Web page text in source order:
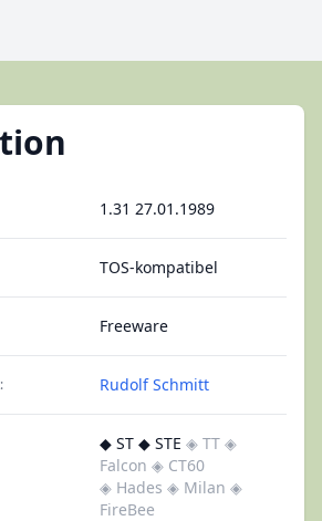
1.31 27.01.1989
TOS-kompatibel
Freeware
Rudolf Schmitt
◆ ST ◆ STE ◈ TT ◈
Falcon ◈ CT60
◈ Hades ◈ Milan ◈
FireBee